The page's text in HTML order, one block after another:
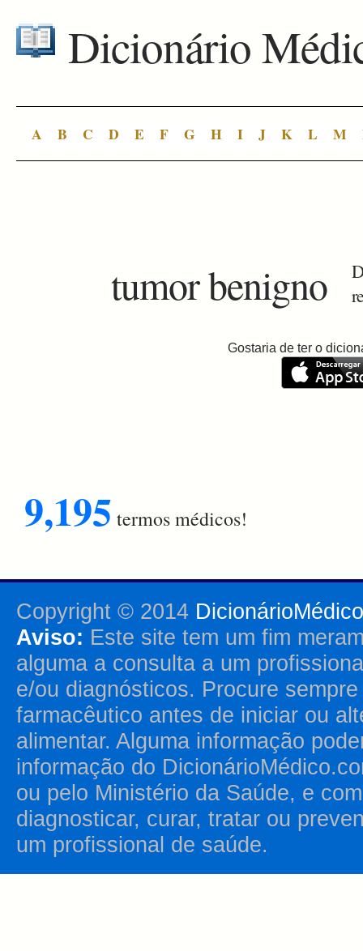
Dicionário
A B C D E F G H I J K L M
tumor benigno
Gostaria de ter o
9,195 termos médicos!
Copyright © 2014
Aviso: Este site tem um fim
alguma a consulta a um
e/ou diagnósticos. Procure
farmacêutico antes de iniciar ou
alimentar. Alguma informação
informação do
ou pelo Ministério da Saúde, e
diagnosticar, curar, tratar ou
um profissional de saúde.